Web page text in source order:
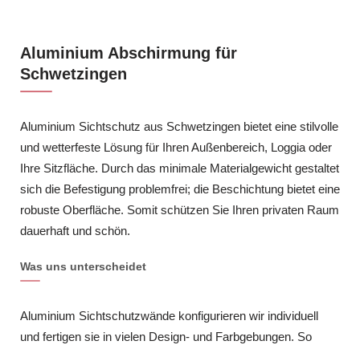
Aluminium Abschirmung für
Schwetzingen
Aluminium Sichtschutz aus Schwetzingen bietet eine stilvolle
und wetterfeste Lösung für Ihren Außenbereich, Loggia oder
Ihre Sitzfläche. Durch das minimale Materialgewicht gestaltet
sich die Befestigung problemfrei; die Beschichtung bietet eine
robuste Oberfläche. Somit schützen Sie Ihren privaten Raum
dauerhaft und schön.
Was uns unterscheidet
Aluminium Sichtschutzwände konfigurieren wir individuell
und fertigen sie in vielen Design- und Farbgebungen. So